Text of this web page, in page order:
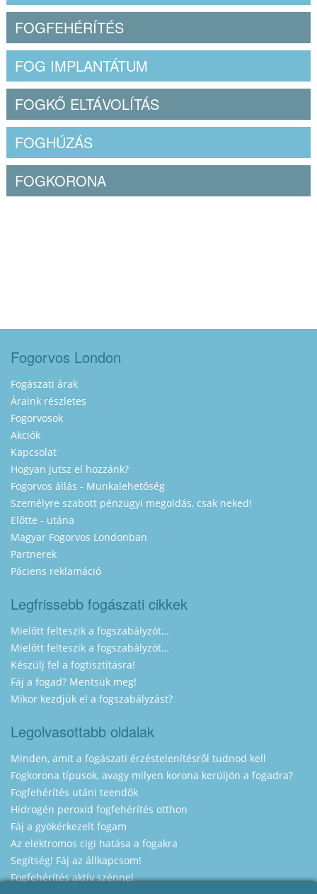
FOGFEHÉRÍTÉS
FOG IMPLANTÁTUM
FOGKŐ ELTÁVOLÍTÁS
FOGHÚZÁS
FOGKORONA
Fogorvos London
Fogászati árak
Áraink részletes
Fogorvosok
Akciók
Kapcsolat
Hogyan jutsz el hozzánk?
Fogorvos állás - Munkalehetőség
Személyre szabott pénzügyi megoldás, csak neked!
Előtte - utána
Magyar Fogorvos Londonban
Partnerek
Páciens reklamáció
Legfrissebb fogászati cikkek
Mielőtt felteszik a fogszabályzót…
Mielőtt felteszik a fogszabályzót…
Készülj fel a fogtisztításra!
Fáj a fogad? Mentsük meg!
Mikor kezdjük el a fogszabályzást?
Legolvasottabb oldalak
Minden, amit a fogászati érzéstelenítésről tudnod kell
Fogkorona típusok, avagy milyen korona kerüljön a fogadra?
Fogfehérítés utáni teendők
Hidrogén peroxid fogfehérítés otthon
Fáj a gyökérkezelt fogam
Az elektromos cigi hatása a fogakra
Segítség! Fáj az állkapcsom!
Fogfehérítés aktív szénnel